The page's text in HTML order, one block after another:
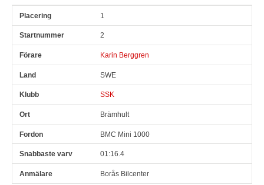
Pl Snr 1
2
Karin Berggren
SWE
SSK
Brämhult
BMC Mini 1000
01:16.4
Borås Bilcenter